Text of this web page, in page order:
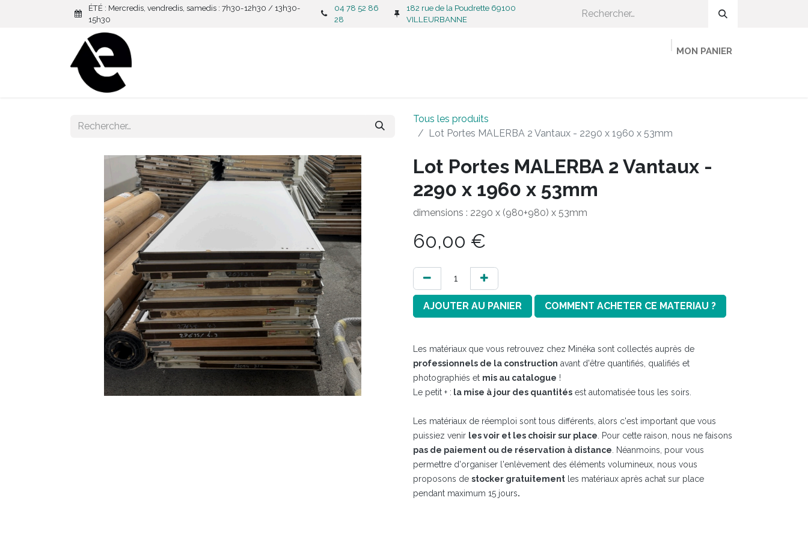
ÉTÉ : Mercredis, vendredis, samedis : 7h30-12h30 / 13h30-
15h30
04 78 52 86
28
182 rue de la Poudrette 69100
VILLEURBANNE
MON PANIER
Tous les produits
Lot Portes MALERBA 2 Vantaux - 2290 x 1960 x 53mm
Lot Portes MALERBA 2 Vantaux -
2290 x 1960 x 53mm
dimensions : 2290 x (980+980) x 53mm
60,00 €
AJOUTER AU PANIER COMMENT ACHETER CE MATERIAU ?
Les matériaux que vous retrouvez chez Minéka sont collectés auprès de
professionnels de la construction avant d'être quantifiés, qualifiés et
photographiés et mis au catalogue !
Le petit + : la mise à jour des quantités est automatisée tous les soirs.
Les matériaux de réemploi sont tous différents, alors c'est important que vous
puissiez venir les voir et les choisir sur place . Pour cette raison, nous ne faisons
pas de paiement ou de réservation à distance . Néanmoins, pour vous
permettre d'organiser l'enlèvement des éléments volumineux, nous vous
proposons de stocker gratuitement les matériaux après achat sur place
pendant maximum 15 jours​.